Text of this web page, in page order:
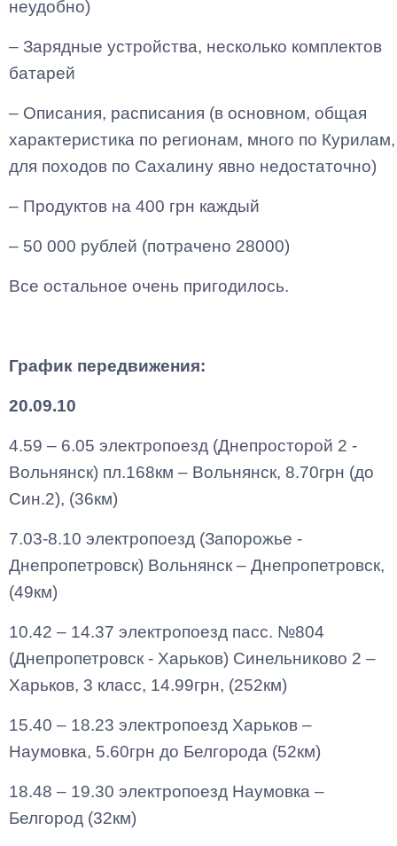
неудобно)
– Зарядные устройства, несколько комплектов
батарей
– Описания, расписания (в основном, общая
характеристика по регионам, много по Курилам,
для походов по Сахалину явно недостаточно)
– Продуктов на 400 грн каждый
– 50 000 рублей (потрачено 28000)
Все остальное очень пригодилось.
График передвижения:
20.09.10
4.59 – 6.05 электропоезд (Днепросторой 2 -
Вольнянск) пл.168км – Вольнянск, 8.70грн (до
Син.2), (36км)
7.03-8.10 электропоезд (Запорожье -
Днепропетровск) Вольнянск – Днепропетровск,
(49км)
10.42 – 14.37 электропоезд пасс. №804
(Днепропетровск - Харьков) Синельниково 2 –
Харьков, 3 класс, 14.99грн, (252км)
15.40 – 18.23 электропоезд Харьков –
Наумовка, 5.60грн до Белгорода (52км)
18.48 – 19.30 электропоезд Наумовка –
Белгород (32км)